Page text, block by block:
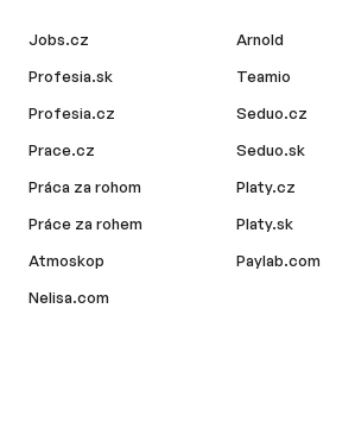
Jobs.cz
Profesia.sk
Profesia.cz
Prace.cz
Práca za rohom
Práce za rohem
Atmoskop
Nelisa.com
Arnold
Teamio
Seduo.cz
Seduo.sk
Platy.cz
Platy.sk
Paylab.com